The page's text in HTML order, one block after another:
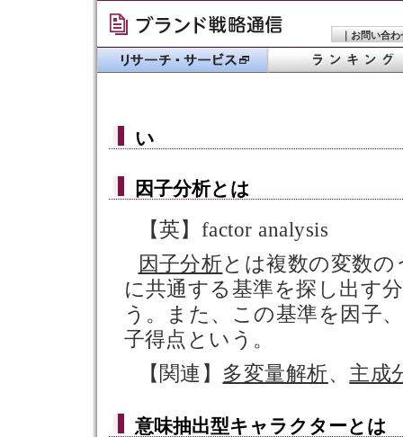
｜ お問い合わ
い
因子分析とは
【英】factor analysis
因子分析とは複数の変数
に共通する基準を探し出す
う。また、この基準を因子
子得点という。
【関連】 多変量解析、 主成
意味抽出型キャラクターとは